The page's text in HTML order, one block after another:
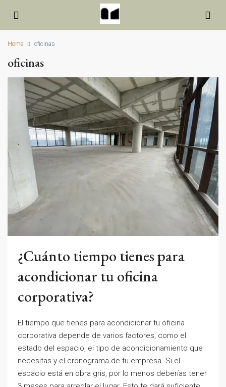
Home oficinas
oficinas
¿Cuánto tiempo tienes para
acondicionar tu oficina
corporativa?
El tiempo que tienes para acondicionar tu oficina
corporativa depende de varios factores, como el
estado del espacio, el tipo de acondicionamiento que
necesitas y el cronograma de tu empresa. Si el
espacio está en obra gris, por lo menos deberías tener